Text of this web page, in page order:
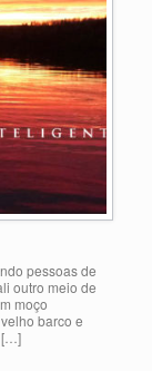
pessoas de
outro meio de
moço
barco e
[…]